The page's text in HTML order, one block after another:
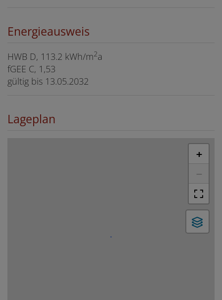
Energieausweis
HWB D, 113.2 kWh/m2a
fGEE C, 1,53
gültig bis 13.05.2032
Lageplan
+
−